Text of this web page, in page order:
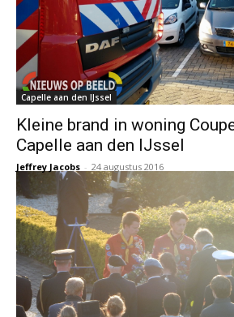
Capelle aan den IJssel
Kleine brand in woning
Capelle aan den IJssel
Jeffrey Jacobs - 24 augustus 2016